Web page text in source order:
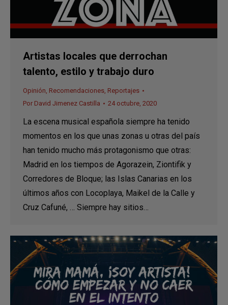
Artistas locales que derrochan
talento, estilo y trabajo duro
Opinión, Recomendaciones, Reportajes
Por David Jimenez Castilla 24 octubre, 2020
La escena musical española siempre ha tenido
momentos en los que unas zonas u otras del país
han tenido mucho más protagonismo que otras:
Madrid en los tiempos de Agorazein, Ziontifik y
Corredores de Bloque; las Islas Canarias en los
últimos años con Locoplaya, Maikel de la Calle y
Cruz Cafuné, … Siempre hay sitios…